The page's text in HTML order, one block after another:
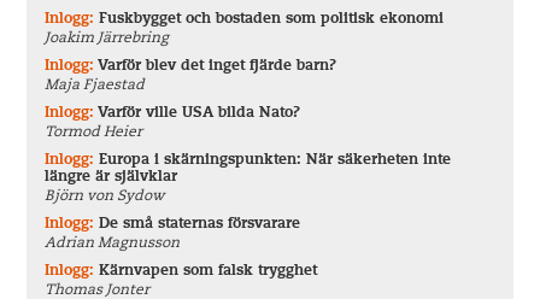
Inlogg:Fuskbygget och bostaden som politisk ekonomi
Joakim Järrebring
Inlogg: Varför blev det inget fjärde barn?
Maja Fjaestad
Inlogg: Varför ville USA bilda Nato?
Tormod Heier
Inlogg:Europa i skärningspunkten: När säkerheten inte
längre är självklar
Björn von Sydow
Inlogg:De små staternas försvarare
Adrian Magnusson
Inlogg:Kärnvapen som falsk trygghet
Thomas Jonter